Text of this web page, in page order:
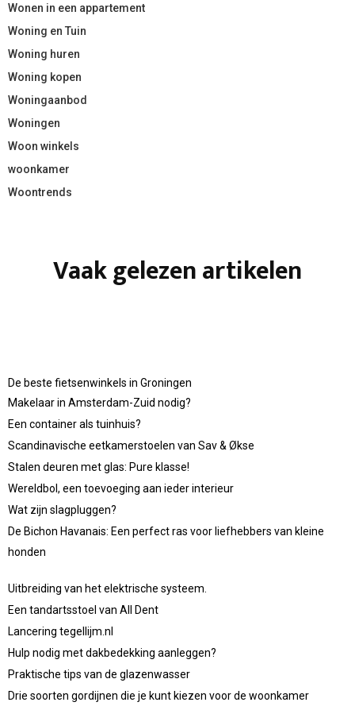
Wonen in een appartement
Woning en Tuin
Woning huren
Woning kopen
Woningaanbod
Woningen
Woon winkels
woonkamer
Woontrends
Vaak gelezen artikelen
De beste fietsenwinkels in Groningen
Makelaar in Amsterdam-Zuid nodig?
Een container als tuinhuis?
Scandinavische eetkamerstoelen van Sav & Økse
Stalen deuren met glas: Pure klasse!
Wereldbol, een toevoeging aan ieder interieur
Wat zijn slagpluggen?
De Bichon Havanais: Een perfect ras voor liefhebbers van kleine
honden
Uitbreiding van het elektrische systeem.
Een tandartsstoel van All Dent
Lancering tegellijm.nl
Hulp nodig met dakbedekking aanleggen?
Praktische tips van de glazenwasser
Drie soorten gordijnen die je kunt kiezen voor de woonkamer